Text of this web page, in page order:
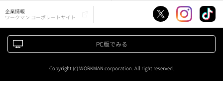
企業情報
ワークマン コーポレートサイト
PC版でみる
Copyright (c) WORKMAN corporation. All right reserved.